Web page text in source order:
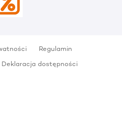
Regulamin
Deklaracja dostępności